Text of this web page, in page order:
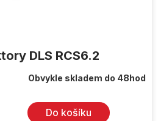
DLS RCS6.2
Obvykle skladem do 48hod
Do košíku